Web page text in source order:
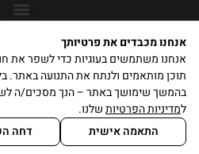
כל הזכויות שמורות ©
קרדיטים:
אנחנו מכבדים את פרטיותך
אנחנו משתמשים בעוגיות כדי לשפר את
תוכן מותאמים ולנתח את התנועה באתר.
למדיניות הפרטיותשלנו.
התאמה אישית
דחה